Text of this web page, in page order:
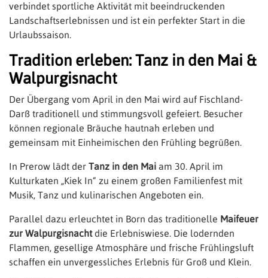
verbindet sportliche Aktivität mit beeindruckenden
Landschaftserlebnissen und ist ein perfekter Start in die
Urlaubssaison.
Tradition erleben: Tanz in den Mai &
Walpurgisnacht
Der Übergang vom April in den Mai wird auf Fischland-
Darß traditionell und stimmungsvoll gefeiert. Besucher
können regionale Bräuche hautnah erleben und
gemeinsam mit Einheimischen den Frühling begrüßen.
In Prerow lädt der Tanz in den Mai am 30. April im
Kulturkaten „Kiek In“ zu einem großen Familienfest mit
Musik, Tanz und kulinarischen Angeboten ein.
Parallel dazu erleuchtet in Born das traditionelle Maifeuer
zur Walpurgisnachtdie Erlebniswiese. Die lodernden
Flammen, gesellige Atmosphäre und frische Frühlingsluft
schaffen ein unvergessliches Erlebnis für Groß und Klein.